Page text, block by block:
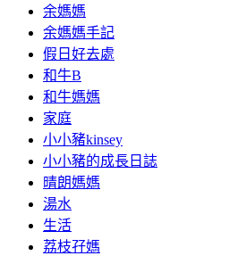
余媽媽
余媽媽手記
假日好去處
和牛B
和牛媽媽
家庭
小小豬kinsey
小小豬的成長日誌
晴朗媽媽
湯水
生活
荔枝孖媽